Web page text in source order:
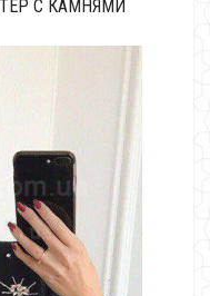
С КАМНЯМИ